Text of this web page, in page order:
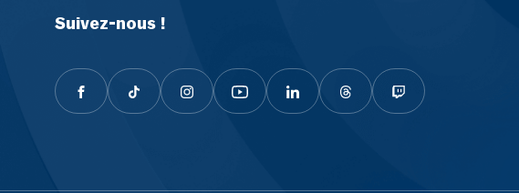
Suivez-nous !